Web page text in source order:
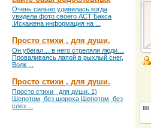
Очень сильно удивилась когда
увидела фото своего АСТ Бакса
.Искажена информация на ...
Просто стихи , для души.
Он убегал… в него стреляли люди…
Проваливаясь лапой в рыхлый снег,
Волк ...
Просто стихи , для души.
Просто стихи , для души. 1)
Шепотом, без шороха Шепотом, без
слез ...